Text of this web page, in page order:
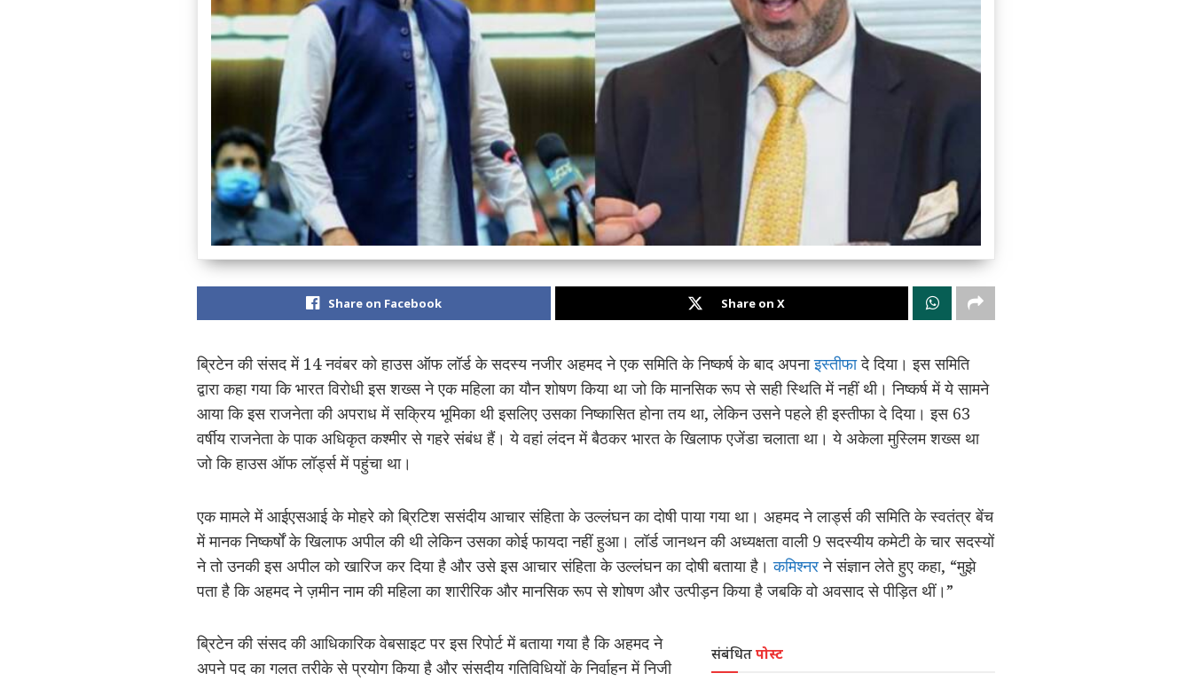
Share on Facebook Share on X
ब्रिटेन की संसद में 14 नवंबर को हाउस ऑफ लॉर्ड के सदस्य नजीर अहमद ने एक समिति के निष्कर्ष के बाद अपनाइस्तीफादे दिया। इस समिति
द्वारा कहा गया कि भारत विरोधी इस शख्स ने एक महिला का यौन शोषण किया था जो कि मानसिक रूप से सही स्थिति में नहीं थी। निष्कर्ष में ये सामने
आया कि इस राजनेता की अपराध में सक्रिय भूमिका थी इसलिए उसका निष्कासित होना तय था, लेकिन उसने पहले ही इस्तीफा दे दिया। इस 63
वर्षीय राजनेता के पाक अधिकृत कश्मीर से गहरे संबंध हैं। ये वहां लंदन में बैठकर भारत के खिलाफ एजेंडा चलाता था। ये अकेला मुस्लिम शख्स था
जो कि हाउस ऑफ लॉर्ड्स में पहुंचा था।
एक मामले में आईएसआई के मोहरे को ब्रिटिश ससंदीय आचार संहिता के उल्लंघन का दोषी पाया गया था। अहमद ने लार्ड्स की समिति के स्वतंत्र बेंच
में मानक निष्कर्षों के खिलाफ अपील की थी लेकिन उसका कोई फायदा नहीं हुआ। लॉर्ड जानथन की अध्यक्षता वाली 9 सदस्यीय कमेटी के चार सदस्यों
ने तो उनकी इस अपील को खारिज कर दिया है और उसे इस आचार संहिता के उल्लंघन का दोषी बताया है।कमिश्नरने संज्ञान लेते हुए कहा, “मुझे
पता है कि अहमद ने ज़मीन नाम की महिला का शारीरिक और मानसिक रूप से शोषण और उत्पीड़न किया है जबकि वो अवसाद से पीड़ित थीं।”
संबंधितपोस्ट
ब्रिटेन की संसद की आधिकारिक वेबसाइट पर इस रिपोर्ट में बताया गया है कि अहमद ने
अपने पद का गलत तरीके से प्रयोग किया है और संसदीय गतिविधियों के निर्वाहन में निजी